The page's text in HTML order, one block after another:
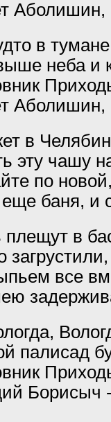
Аболишин,
в
неба и
Аболишин,
в
эту чашу
по
баня, и
плещут в
все
палисад
Борисыч